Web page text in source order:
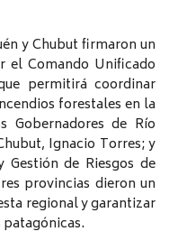
y Chubut firmaron un
el Comando Unificado
permitirá coordinar
forestales en la
Gobernadores de Río
Ignacio Torres; y
Gestión de Riesgos de
provincias dieron un
regional y garantizar
patagónicas.